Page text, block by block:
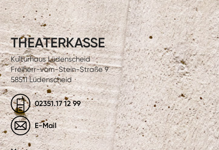
THEATERKASSE
Kulturhaus Lüdenscheid
Freiherr-vom-Stein-Straße 9
58511 Lüdenscheid
02351.17 12 99
E-Mail